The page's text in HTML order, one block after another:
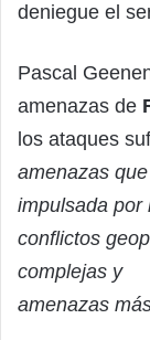
deniegue el
Pascal
amenazas de
los ataques
amenazas
impulsada por
conflictos
complejas y
amenazas